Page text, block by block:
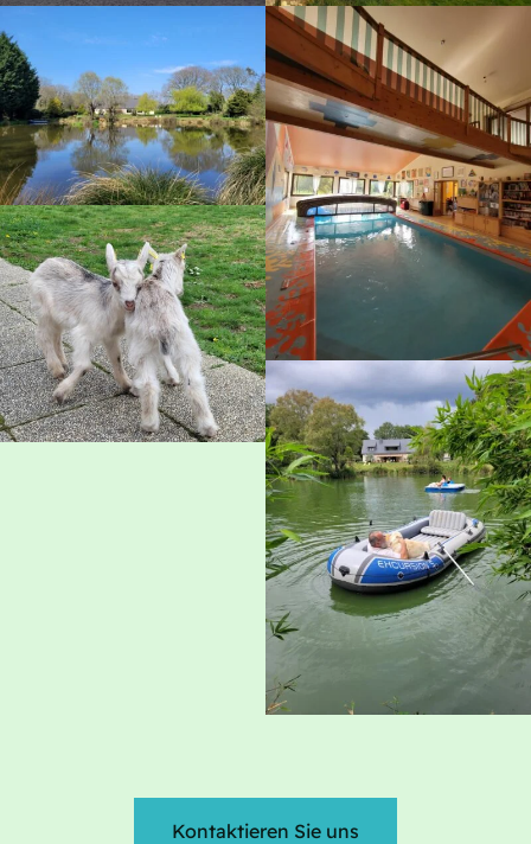
Kontaktieren Sie uns